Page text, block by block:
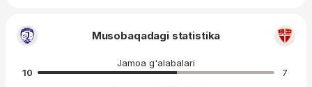
Musobaqadagi statistika
Jamoa g'alabalari
10
7